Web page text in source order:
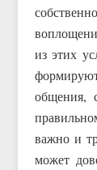
из этих
общения,
важно и
может